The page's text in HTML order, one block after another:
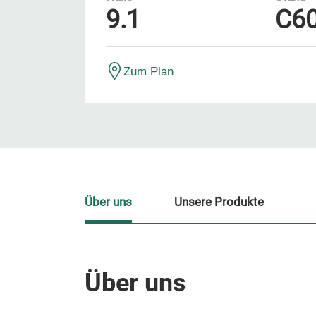
9.1
Zum Plan
Über uns
Über uns Unsere Produkte